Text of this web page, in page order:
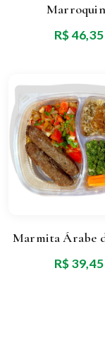
R$ 46,35
Marmita Árabe
R$ 39,45